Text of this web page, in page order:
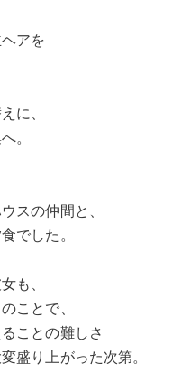
アを
に、
。
スの仲間と、
でした。
も、
ことで、
ことの難しさ
盛り上がった次第。